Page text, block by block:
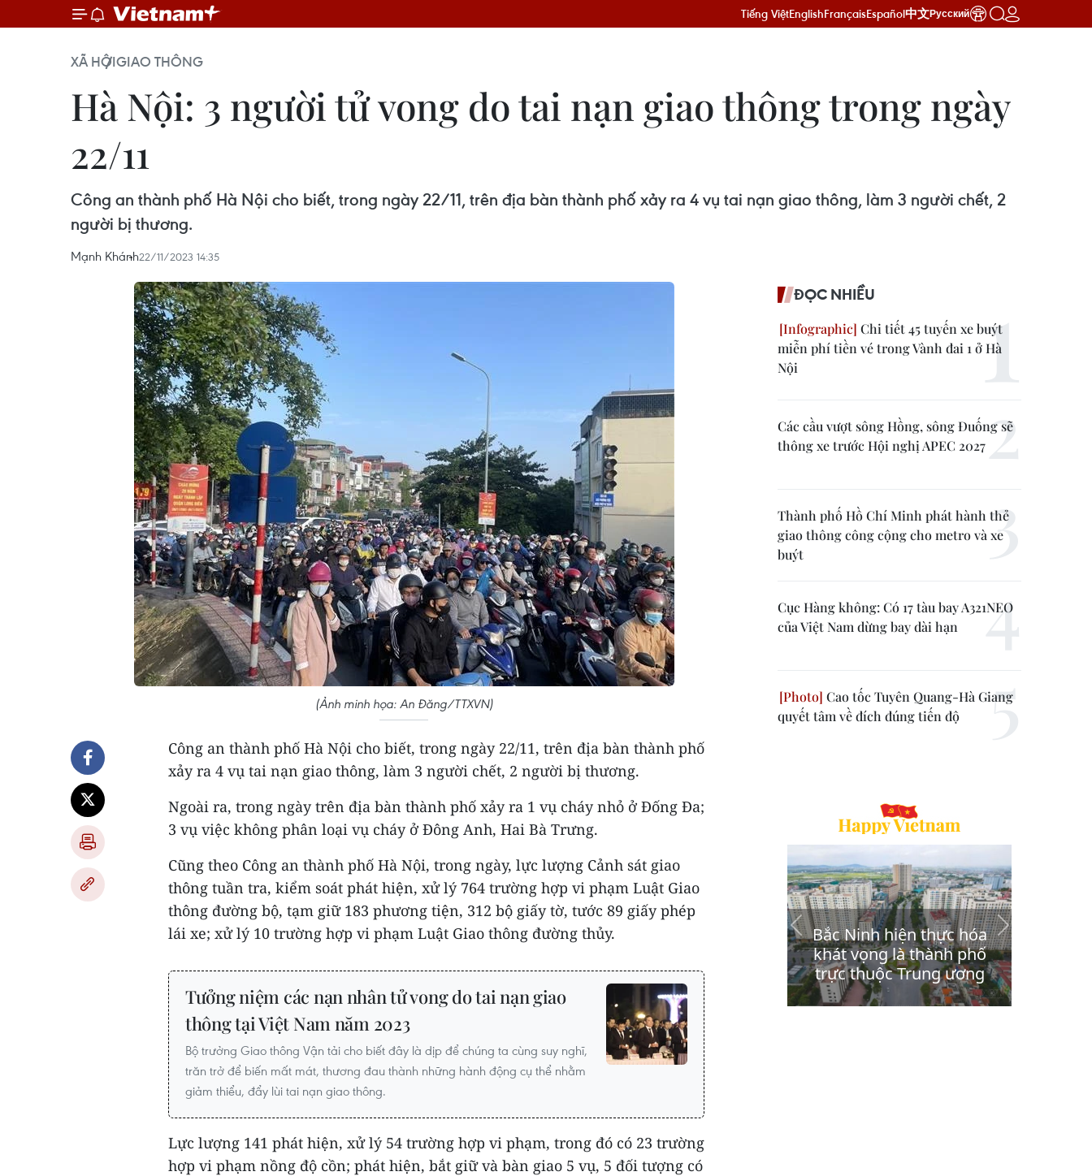
Tiếng ViệtEnglishFrançaisEspañol中文Русский
XÃ HỘIGIAO THÔNG
Hà Nội: 3 người tử vong do tai nạn giao thông trong ngày
22/11
Công an thành phố Hà Nội cho biết, trong ngày 22/11, trên địa bàn thành phố xảy ra 4 vụ tai nạn giao thông, làm 3 người chết, 2
người bị thương.
Mạnh Khánh22/11/2023 14:35
(Ảnh minh họa: An Đăng/TTXVN)
Công an thành phố Hà Nội cho biết, trong ngày 22/11, trên địa bàn thành phố
xảy ra 4 vụ tai nạn giao thông, làm 3 người chết, 2 người bị thương.
Ngoài ra, trong ngày trên địa bàn thành phố xảy ra 1 vụ cháy nhỏ ở Đống Đa;
3 vụ việc không phân loại vụ cháy ở Đông Anh, Hai Bà Trưng.
Cũng theo Công an thành phố Hà Nội, trong ngày, lực lượng Cảnh sát giao
thông tuần tra, kiểm soát phát hiện, xử lý 764 trường hợp vi phạm Luật Giao
thông đường bộ, tạm giữ 183 phương tiện, 312 bộ giấy tờ, tước 89 giấy phép
lái xe; xử lý 10 trường hợp vi phạm Luật Giao thông đường thủy.
Tưởng niệm các nạn nhân tử vong do tai nạn giao
thông tại Việt Nam năm 2023
Bộ trưởng Giao thông Vận tải cho biết đây là dịp để chúng ta cùng suy nghĩ,
trăn trở để biến mất mát, thương đau thành những hành động cụ thể nhằm
giảm thiểu, đẩy lùi tai nạn giao thông.
Lực lượng 141 phát hiện, xử lý 54 trường hợp vi phạm, trong đó có 23 trường
hợp vi phạm nồng độ cồn; phát hiện, bắt giữ và bàn giao 5 vụ, 5 đối tượng có
ĐỌC NHIỀU
Chi tiết 45 tuyến xe buýt
miễn phí tiền vé trong Vành đai 1 ở Hà
Nội
Các cầu vượt sông Hồng, sông Đuống sẽ
thông xe trước Hội nghị APEC 2027
Thành phố Hồ Chí Minh phát hành thẻ
giao thông công cộng cho metro và xe
buýt
Cục Hàng không: Có 17 tàu bay A321NEO
của Việt Nam dừng bay dài hạn
Cao tốc Tuyên Quang-Hà Giang
quyết tâm về đích đúng tiến độ